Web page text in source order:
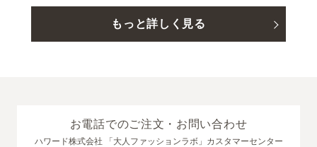
もっと詳しく見る
お電話でのご注文・お問い合わせ
ハワード株式会社 「大人ファッションラボ」カスタマーセンター